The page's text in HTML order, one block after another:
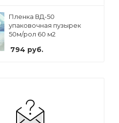
Пленка ВД-50
упаковочная пузырек
50м/рол 60 м2
794 руб.